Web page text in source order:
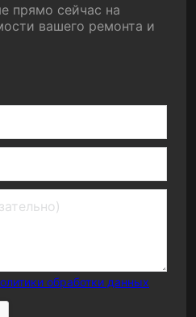
прямо сейчас на
вашего ремонта и
обработки данных